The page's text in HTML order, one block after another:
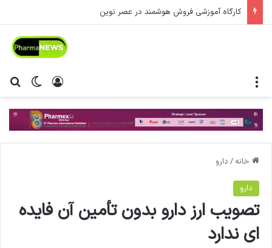
کارگاه آموزشی فروش هوشمند در عصر نوین
تغییر ورود
خانه / دارو
دارو
تصویب ارز دارو بدون تأمین آن فايده
ای ندارد